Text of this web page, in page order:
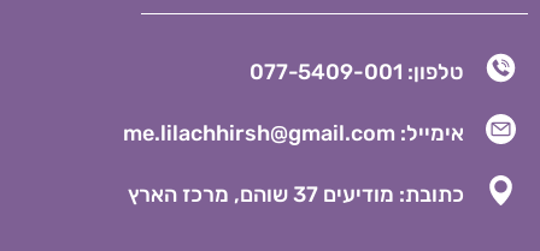
טלפון: 077-5409-001
אימייל: me.lilachhirsh@gmail.com
כתובת: מודיעים 37 שוהם, מרכז הארץ